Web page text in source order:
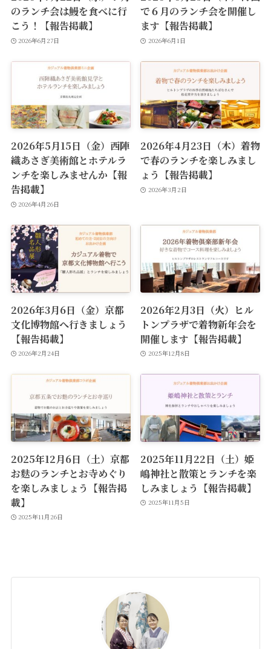
のランチ会は鰻を食べに行
こう！【報告掲載】
2026年6月27日
で６月のランチ会を開催し
ます【報告掲載】
2026年6月1日
2026年5月15日（金）西陣
織あさぎ美術館とホテルラ
ンチを楽しみませんか【報
告掲載】
2026年4月26日
2026年4月23日（木）着物
で春のランチを楽しみまし
ょう【報告掲載】
2026年3月2日
2026年3月6日（金）京都
文化博物館へ行きましょう
【報告掲載】
2026年2月24日
2026年2月3日（火）ヒル
トンプラザで着物新年会を
開催します【報告掲載】
2025年12月8日
2025年12月6日（土）京都
お麩のランチとお寺めぐり
を楽しみましょう【報告掲
載】
2025年11月26日
2025年11月22日（土）姫
嶋神社と散策とランチを楽
しみましょう【報告掲載】
2025年11月5日